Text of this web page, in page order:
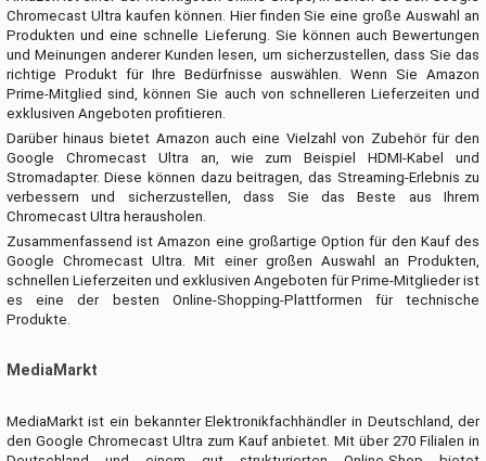
Chromecast Ultra kaufen können. Hier finden Sie eine große Auswahl an
Produkten und eine schnelle Lieferung. Sie können auch Bewertungen
und Meinungen anderer Kunden lesen, um sicherzustellen, dass Sie das
richtige Produkt für Ihre Bedürfnisse auswählen. Wenn Sie Amazon
Prime-Mitglied sind, können Sie auch von schnelleren Lieferzeiten und
exklusiven Angeboten profitieren.
Darüber hinaus bietet Amazon auch eine Vielzahl von Zubehör für den
Google Chromecast Ultra an, wie zum Beispiel HDMI-Kabel und
Stromadapter. Diese können dazu beitragen, das Streaming-Erlebnis zu
verbessern und sicherzustellen, dass Sie das Beste aus Ihrem
Chromecast Ultra herausholen.
Zusammenfassend ist Amazon eine großartige Option für den Kauf des
Google Chromecast Ultra. Mit einer großen Auswahl an Produkten,
schnellen Lieferzeiten und exklusiven Angeboten für Prime-Mitglieder ist
es eine der besten Online-Shopping-Plattformen für technische
Produkte.
MediaMarkt
MediaMarkt ist ein bekannter Elektronikfachhändler in Deutschland, der
den Google Chromecast Ultra zum Kauf anbietet. Mit über 270 Filialen in